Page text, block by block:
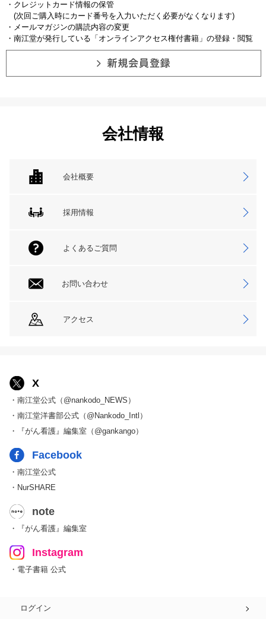
・クレジットカード情報の保管
(次回ご購入時にカード番号を入力いただく必要がなくなります)
・メールマガジンの購読内容の変更
・南江堂が発行している「オンラインアクセス権付書籍」の登録・閲覧
会社情報
会社概要
採用情報
よくあるご質問
お問い合わせ
アクセス
X
・南江堂公式（@nankodo_NEWS）
・南江堂洋書部公式（@Nankodo_Intl）
・『がん看護』編集室（@gankango）
Facebook
・南江堂公式
・NurSHARE
note
・『がん看護』編集室
Instagram
・電子書籍 公式
ログイン